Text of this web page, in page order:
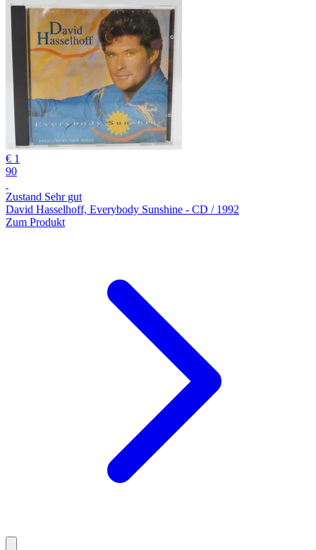
€ 1
90
Zustand Sehr gut
David Hasselhoff, Everybody Sunshine - CD / 1992
Zum Produkt